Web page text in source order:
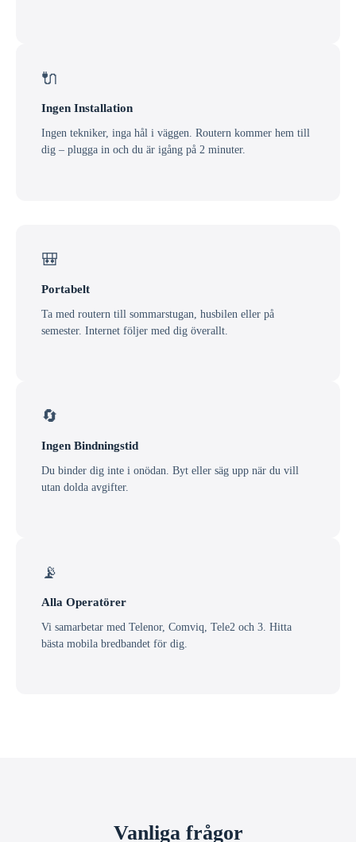
🔌
Ingen Installation
Ingen tekniker, inga hål i väggen. Routern kommer hem till
dig – plugga in och du är igång på 2 minuter.
🎒
Portabelt
Ta med routern till sommarstugan, husbilen eller på
semester. Internet följer med dig överallt.
🔄
Ingen Bindningstid
Du binder dig inte i onödan. Byt eller säg upp när du vill
utan dolda avgifter.
📡
Alla Operatörer
Vi samarbetar med Telenor, Comviq, Tele2 och 3. Hitta
bästa mobila bredbandet för dig.
Vanliga frågor